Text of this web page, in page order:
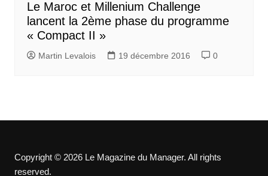
Le Maroc et Millenium Challenge
lancent la 2ème phase du programme
« Compact II »
Martin Levalois 19 décembre 2016 0
Copyright © 2026 Le Magazine du Manager. All rights
reserved.